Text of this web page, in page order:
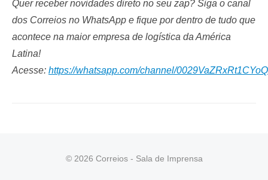
Quer receber novidades direto no seu zap? Siga o canal
dos Correios no WhatsApp e fique por dentro de tudo que
acontece na maior empresa de logística da América
Latina!
Acesse: https://whatsapp.com/channel/
© 2026 Correios - Sala de Imprensa